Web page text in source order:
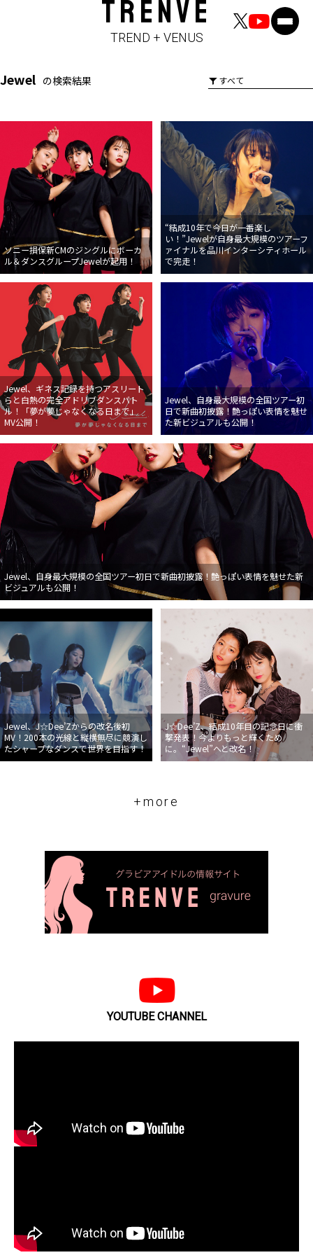
TRENVE
TREND + VENUS
Jewel の検索結果
ソニー損保新CMのジングルにボーカ
ル＆ダンスグループJewelが起用！
“結成10年で今日が一番楽し
い！”Jewelが自身最大規模のツアーフ
ァイナルを品川インターシティホール
で完走！
Jewel、ギネス記録を持つアスリート
らと白熱の完全アドリブダンスバト
ル！「夢が夢じゃなくなる日まで」
MV公開！
Jewel、自身最大規模の全国ツアー初
日で新曲初披露！艶っぽい表情を魅せ
た新ビジュアルも公開！
Jewel、自身最大規模の全国ツアー初日で新曲初披露！艶っぽい表情を魅せた新
ビジュアルも公開！
Jewel、J☆Dee’Zからの改名後初
MV！200本の光線と縦横無尽に競演し
たシャープなダンスで世界を目指す！
J☆Dee’Z、結成10年目の記念日に衝
撃発表！今よりもっと輝くため
に。“Jewel”へと改名！
+more
YOUTUBE CHANNEL